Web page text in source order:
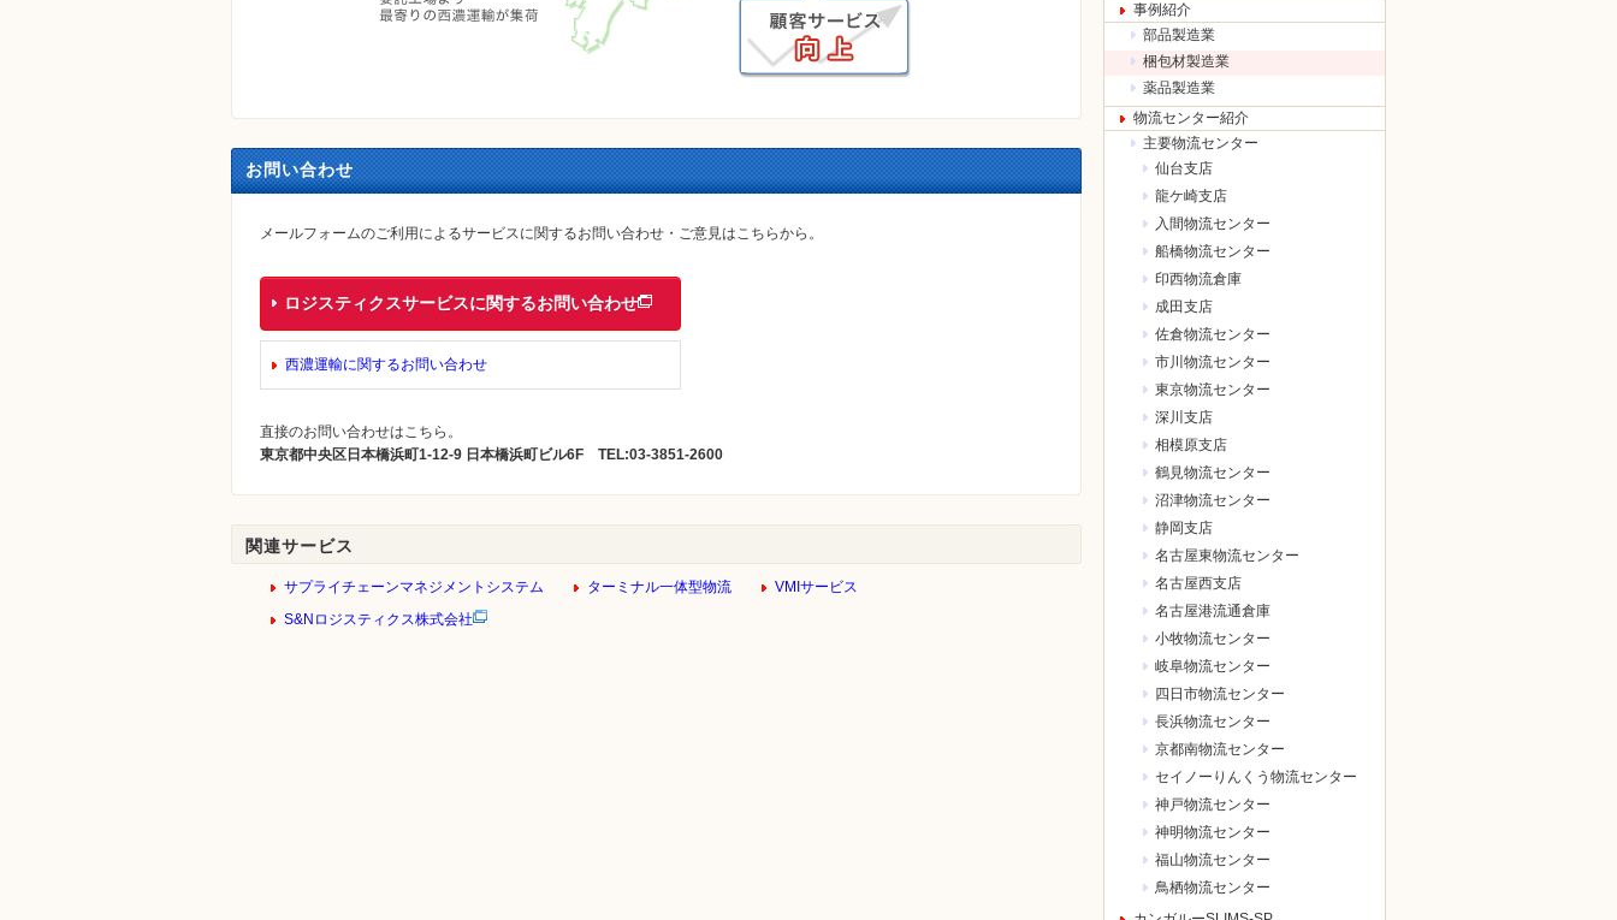
お問い合わせ
メールフォームのご利用によるサービスに関するお問い合わせ・ご意見はこちらから。
ロジスティクスサービスに関するお問い合わせ
西濃運輸に関するお問い合わせ
直接のお問い合わせはこちら。
東京都中央区日本橋浜町1-12-9 日本橋浜町ビル6F TEL:03-3851-2600
関連サービス
サプライチェーンマネジメントシステム ターミナル一体型物流
VMIサービス
S&Nロジスティクス株式会社
事例紹介
部品製造業
梱包材製造業
薬品製造業
物流センター紹介
主要物流センター
仙台支店
龍ケ崎支店
入間物流センター
船橋物流センター
印西物流倉庫
成田支店
佐倉物流センター
市川物流センター
東京物流センター
深川支店
相模原支店
鶴見物流センター
沼津物流センター
静岡支店
名古屋東物流センター
名古屋西支店
名古屋港流通倉庫
小牧物流センター
岐阜物流センター
四日市物流センター
長浜物流センター
京都南物流センター
セイノーりんくう物流センター
神戸物流センター
神明物流センター
福山物流センター
鳥栖物流センター